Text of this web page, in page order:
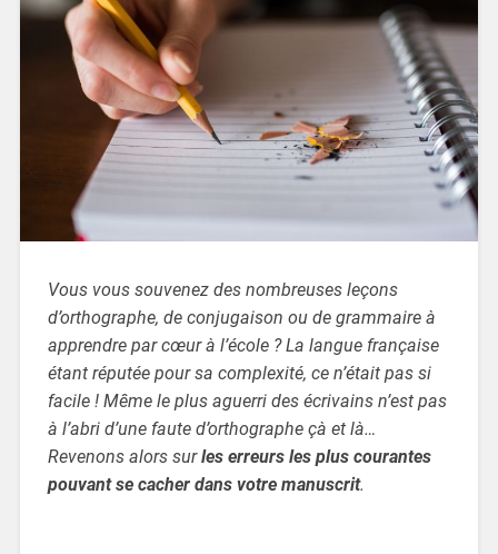
Vous vous souvenez des nombreuses leçons
d’orthographe, de conjugaison ou de grammaire à
apprendre par cœur à l’école ? La langue française
étant réputée pour sa complexité, ce n’était pas si
facile ! Même le plus aguerri des écrivains n’est pas
à l’abri d’une faute d’orthographe çà et là…
Revenons alors surles erreurs les plus courantes
pouvant se cacher dans votre manuscrit.